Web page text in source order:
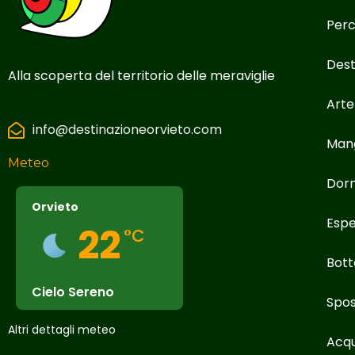
Alla scoperta del territorio delle meraviglie
info@destinazioneorvieto.com
Meteo
Orvieto
22 °C
Cielo Sereno
Altri dettagli meteo